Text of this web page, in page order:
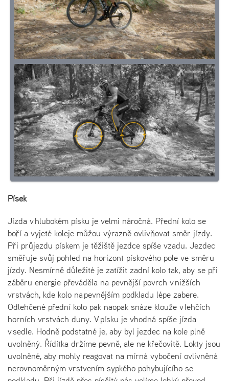
Písek
Jízda v hlubokém písku je velmi náročná. Přední kolo se
boří a vyjeté koleje můžou výrazně ovlivňovat směr jízdy.
Při průjezdu pískem je těžiště jezdce spíše vzadu. Jezdec
směřuje svůj pohled na horizont pískového pole ve směru
jízdy. Nesmírně důležité je zatížit zadní kolo tak, aby se při
záběru energie převáděla na pevnější povrch v nižších
vrstvách, kde kolo na pevnějším podkladu lépe zabere.
Odlehčené přední kolo pak naopak snáze klouže v lehčích
horních vrstvách duny. V písku je vhodná spíše jízda
v sedle. Hodně podstatné je, aby byl jezdec na kole plně
uvolněný. Řídítka držíme pevně, ale ne křečovitě. Lokty jsou
uvolněné, aby mohly reagovat na mírná vybočení ovlivněná
nerovnoměrným vrstvením sypkého pohybujícího se